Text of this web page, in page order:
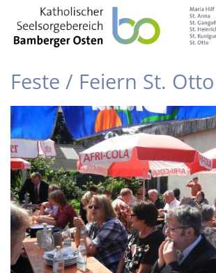
Zum Inhalt springen
Feste / Feiern St. Otto